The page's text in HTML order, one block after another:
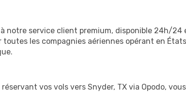
notre service client premium, disponible 24h/24
les compagnies aériennes opérant en
vos vols vers Snyder, TX via Opodo,